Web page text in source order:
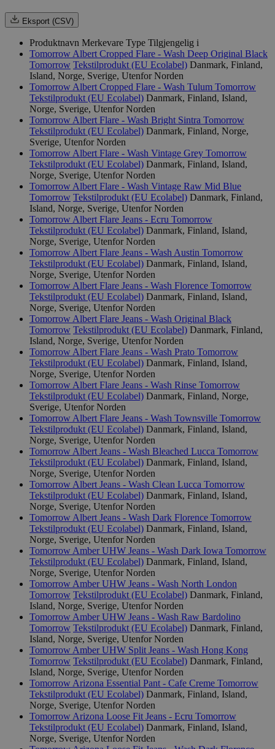
Eksport (CSV)
Produktnavn Merkevare Type Tilgjengelig i
Tomorrow Albert Cropped Flare - Wash Deep Original Black
Tomorrow Tekstilprodukt (EU Ecolabel) Danmark, Finland,
Island, Norge, Sverige, Utenfor Norden
Tomorrow Albert Cropped Flare - Wash Tulum Tomorrow
Tekstilprodukt (EU Ecolabel) Danmark, Finland, Island,
Norge, Sverige, Utenfor Norden
Tomorrow Albert Flare - Wash Bright Sintra Tomorrow
Tekstilprodukt (EU Ecolabel) Danmark, Finland, Norge,
Sverige, Utenfor Norden
Tomorrow Albert Flare - Wash Vintage Grey Tomorrow
Tekstilprodukt (EU Ecolabel) Danmark, Finland, Island,
Norge, Sverige, Utenfor Norden
Tomorrow Albert Flare - Wash Vintage Raw Mid Blue
Tomorrow Tekstilprodukt (EU Ecolabel) Danmark, Finland,
Island, Norge, Sverige, Utenfor Norden
Tomorrow Albert Flare Jeans - Ecru Tomorrow
Tekstilprodukt (EU Ecolabel) Danmark, Finland, Island,
Norge, Sverige, Utenfor Norden
Tomorrow Albert Flare Jeans - Wash Austin Tomorrow
Tekstilprodukt (EU Ecolabel) Danmark, Finland, Island,
Norge, Sverige, Utenfor Norden
Tomorrow Albert Flare Jeans - Wash Florence Tomorrow
Tekstilprodukt (EU Ecolabel) Danmark, Finland, Island,
Norge, Sverige, Utenfor Norden
Tomorrow Albert Flare Jeans - Wash Original Black
Tomorrow Tekstilprodukt (EU Ecolabel) Danmark, Finland,
Island, Norge, Sverige, Utenfor Norden
Tomorrow Albert Flare Jeans - Wash Prato Tomorrow
Tekstilprodukt (EU Ecolabel) Danmark, Finland, Island,
Norge, Sverige, Utenfor Norden
Tomorrow Albert Flare Jeans - Wash Rinse Tomorrow
Tekstilprodukt (EU Ecolabel) Danmark, Finland, Norge,
Sverige, Utenfor Norden
Tomorrow Albert Flare Jeans - Wash Townsville Tomorrow
Tekstilprodukt (EU Ecolabel) Danmark, Finland, Island,
Norge, Sverige, Utenfor Norden
Tomorrow Albert Jeans - Wash Bleached Lucca Tomorrow
Tekstilprodukt (EU Ecolabel) Danmark, Finland, Island,
Norge, Sverige, Utenfor Norden
Tomorrow Albert Jeans - Wash Clean Lucca Tomorrow
Tekstilprodukt (EU Ecolabel) Danmark, Finland, Island,
Norge, Sverige, Utenfor Norden
Tomorrow Albert Jeans - Wash Dark Florence Tomorrow
Tekstilprodukt (EU Ecolabel) Danmark, Finland, Island,
Norge, Sverige, Utenfor Norden
Tomorrow Amber UHW Jeans - Wash Dark Iowa Tomorrow
Tekstilprodukt (EU Ecolabel) Danmark, Finland, Island,
Norge, Sverige, Utenfor Norden
Tomorrow Amber UHW Jeans - Wash North London
Tomorrow Tekstilprodukt (EU Ecolabel) Danmark, Finland,
Island, Norge, Sverige, Utenfor Norden
Tomorrow Amber UHW Jeans - Wash Raw Bardolino
Tomorrow Tekstilprodukt (EU Ecolabel) Danmark, Finland,
Island, Norge, Sverige, Utenfor Norden
Tomorrow Amber UHW Split Jeans - Wash Hong Kong
Tomorrow Tekstilprodukt (EU Ecolabel) Danmark, Finland,
Island, Norge, Sverige, Utenfor Norden
Tomorrow Arizona Essential Pant - Cafe Creme Tomorrow
Tekstilprodukt (EU Ecolabel) Danmark, Finland, Island,
Norge, Sverige, Utenfor Norden
Tomorrow Arizona Loose Fit Jeans - Ecru Tomorrow
Tekstilprodukt (EU Ecolabel) Danmark, Finland, Island,
Norge, Sverige, Utenfor Norden